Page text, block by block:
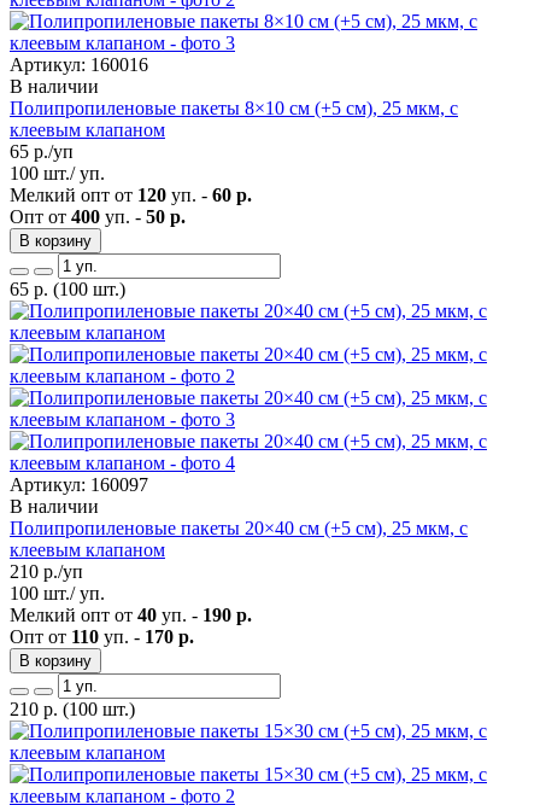
Артикул: 160016
В наличии
Полипропиленовые пакеты 8×10 см (+5 см), 25 мкм, с
клеевым клапаном
65 р./уп
100 шт./ уп.
Мелкий опт от 120 уп. - 60 р.
Опт от 400 уп. - 50 р.
В корзину
65 р. (100 шт.)
Артикул: 160097
В наличии
Полипропиленовые пакеты 20×40 см (+5 см), 25 мкм, с
клеевым клапаном
210 р./уп
100 шт./ уп.
Мелкий опт от 40 уп. - 190 р.
Опт от 110 уп. - 170 р.
В корзину
210 р. (100 шт.)